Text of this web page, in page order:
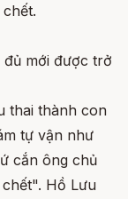
mới được trở
thai thành con
tự vận như
cắn ông chủ
Hồ Lưu